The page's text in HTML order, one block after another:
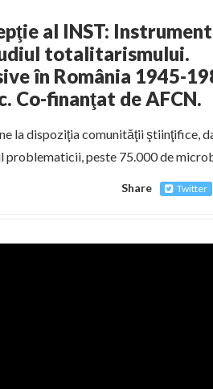
al INST:
totalitarismului.
în România 1945-
Co-finanţat de AFCN.
la dispoziţia comunităţii ştiinţifice,
problematicii, peste 75.000 de
Share Twitter